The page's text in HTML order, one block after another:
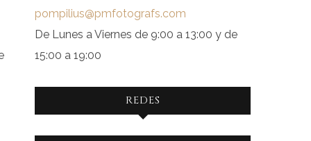
pompilius@pmfotografs.com
De Lunes a Viernes de 9:00 a 13:00 y de
15:00 a 19:00
REDES